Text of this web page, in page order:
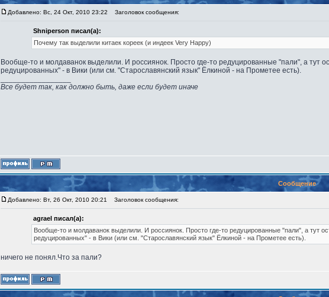
Добавлено: Вс, 24 Окт, 2010 23:22 Заголовок сообщения:
Shniperson писал(а):
Почему так выделили китаек кореек (и индеек Very Happy)
Вообще-то и молдаванок выделили. И россиянок. Просто где-то редуцированные "пали", а тут
редуцированных" - в Вики (или см. "Старославянский язык" Ёлкиной - на Прометее есть).
Все будет так, как должно быть, даже если будет иначе
Сообщение
Добавлено: Вт, 26 Окт, 2010 20:21 Заголовок сообщения:
agrael писал(а):
Вообще-то и молдаванок выделили. И россиянок. Просто где-то редуцированные "пали", а тут
редуцированных" - в Вики (или см. "Старославянский язык" Ёлкиной - на Прометее есть).
ничего не понял.Что за пали?